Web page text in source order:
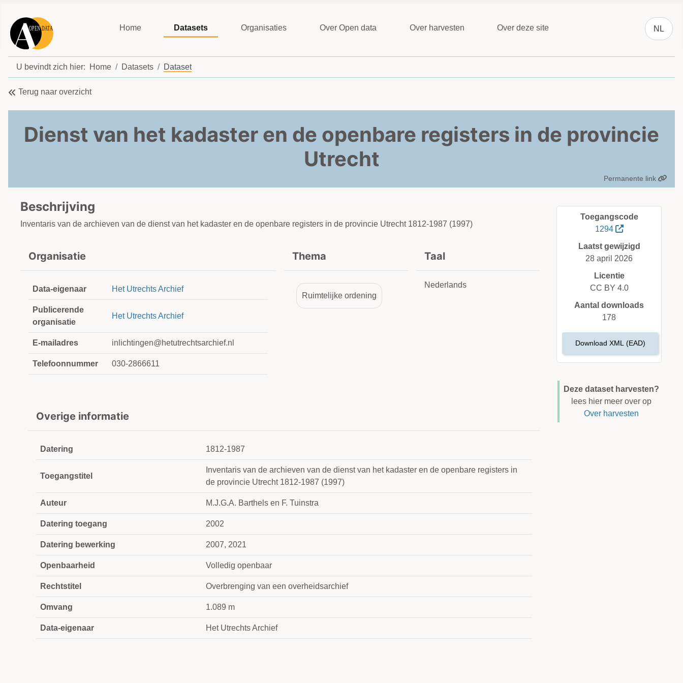
Home Datasets Organisaties Over Open data Over harvesten Over deze site
Selecteer
NL
U bevindt zich hier: Home Datasets Dataset
Terug naar overzicht
Dienst van het kadaster en de openbare registers in de provincie
Utrecht
Permanente link
Beschrijving
Inventaris van de archieven van de dienst van het kadaster en de openbare registers in de provincie Utrecht 1812-1987 (1997)
Organisatie
Data-eigenaar Het Utrechts Archief
Publicerende
organisatie
Het Utrechts Archief
E-mailadres inlichtingen@hetutrechtsarchief.nl
Telefoonnummer 030-2866611
Thema
Ruimtelijke ordening
Taal
Nederlands
Overige informatie
Datering 1812-1987
Toegangstitel
Inventaris van de archieven van de dienst van het kadaster en de openbare registers in
de provincie Utrecht 1812-1987 (1997)
Auteur M.J.G.A. Barthels en F. Tuinstra
Datering toegang 2002
Datering bewerking 2007, 2021
Openbaarheid Volledig openbaar
Rechtstitel Overbrenging van een overheidsarchief
Omvang 1.089 m
Data-eigenaar Het Utrechts Archief
Toegangscode
1294
Laatst gewijzigd
28 april 2026
Licentie
CC BY 4.0
Aantal downloads
178
Download XML (EAD)
Deze dataset harvesten?
lees hier meer over op
Over harvesten